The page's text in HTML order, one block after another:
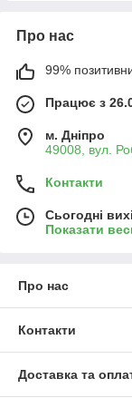
Про нас
99%
Працює з
м. Дніпро
49008, вул.
Контакти
Сьогодні
Показати
Про нас
Контакти
Доставка та